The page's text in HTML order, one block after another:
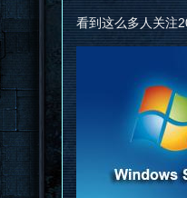
看到这么多人关注